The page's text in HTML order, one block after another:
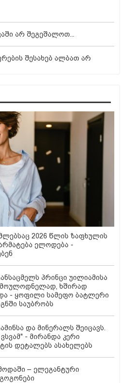
არ შეგეშალოთ...
შესახებ ალბათ არ
2026 წლის ზაფხულის
ელოდება -
პრინცი უილიამისა
მოულოდნელად, ხშირად
- ყოფილი სამეფო ბატლერი
საუბრობს
და მინერალს შეიცავს.
- მირანდა კერი
დეტალებს ასახელებს
– ელეგანტური